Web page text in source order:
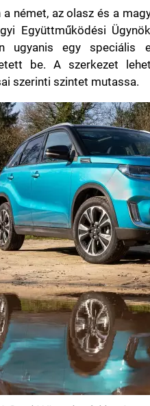
német, az olasz és a
Együttműködési
ugyanis egy
be. A szerkezet
szerinti szintet mutassa.